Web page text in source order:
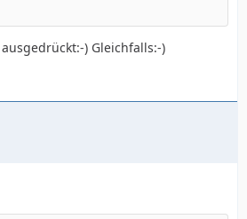
) Gleichfalls:-)